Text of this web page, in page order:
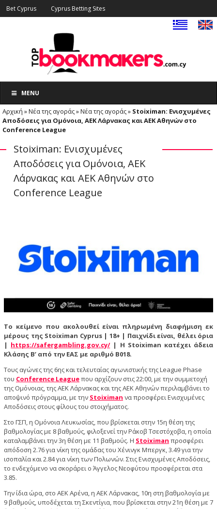
Bet Cyprus Cyprus Betting Sites
MENU
Αρχική »Νέα της αγοράς»Νέα της αγοράς» Stoiximan: Ενισχυμένες
Αποδόσεις για Ομόνοια, ΑΕΚ Λάρνακας και ΑΕΚ Αθηνών στο
Conference League
Stoiximan: Ενισχυμένες
Αποδόσεις για Ομόνοια, ΑΕΚ
Λάρνακας και ΑΕΚ Αθηνών στο
Conference League
Το κείμενο που ακολουθεί είναι πληρωμένη διαφήμιση εκ
μέρους της Stoiximan Cyprus | 18+ | Παιχνίδι είναι, θέλει όρια
| https://safergambling.gov.cy/| Η Stoiximan κατέχει άδεια
Κλάσης Β’ από την ΕΑΣ με αριθμό B018.
Τους αγώνες της 6ης και τελευταίας αγωνιστικής της League Phase
του Conference Leagueπου αρχίζουν στις 22:00, με την συμμετοχή
της Ομόνοιας, της ΑΕΚ Λάρνακας και της ΑΕΚ Αθηνών περιλαμβάνει το
αποψινό πρόγραμμα, με την Stoiximan να προσφέρει Ενισχυμένες
Αποδόσεις στους φίλους του στοιχήματος.
Στο ΓΣΠ, η Ομόνοια Λευκωσίας, που βρίσκεται στην 15η θέση της
βαθμολογίας με 8 βαθμούς, φιλοξενεί την Ράκοβ Τσεστόχοβα, η οποία
καταλαμβάνει την 3η θέση με 11 βαθμούς. Η Stoiximan προσφέρει
απόδοση 2.76 για νίκη της ομάδας του Χένινγκ Μπεργκ, 3.49 για την
ισοπαλία και 2.84 για νίκη των Πολωνών. Στις Ενισχυμένες Αποδόσεις,
το ενδεχόμενο να σκοράρει ο Άγγελος Νεοφύτου προσφέρεται στα
3.85.
Την ίδια ώρα, στο ΑΕΚ Αρένα, η ΑΕΚ Λάρνακας, 10η στη βαθμολογία με
9 βαθμούς, υποδέχεται τη Σκεντίγια, που βρίσκεται στην 21η θέση με 7